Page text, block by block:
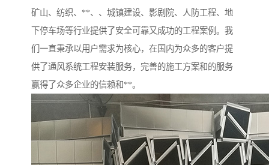
矿山、纺织、**、、城镇建设、影剧院、人防工程、地
下停车场等行业提供了安全可靠又成功的工程案例。我
们一直秉承以用户需求为核心，在国内为众多的客户提
供了通风系统工程安装服务，完善的施工方案和的服务
赢得了众多企业的信赖和**。